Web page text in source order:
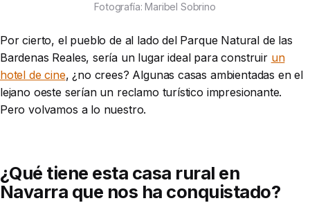
Fotografía: Maribel Sobrino
Por cierto, el pueblo de al lado del Parque Natural de las
Bardenas Reales, sería un lugar ideal para construir un
hotel de cine, ¿no crees? Algunas casas ambientadas en el
lejano oeste serían un reclamo turístico impresionante.
Pero volvamos a lo nuestro.
¿Qué tiene esta casa rural en
Navarra que nos ha conquistado?